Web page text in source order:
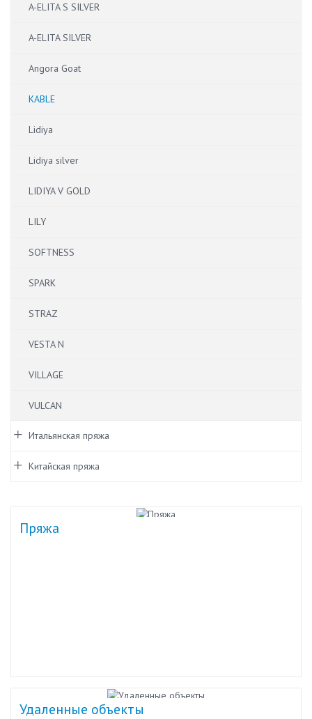
A-ELITA S SILVER
A-ELITA SILVER
Angora Goat
KABLE
Lidiya
Lidiya silver
LIDIYA V GOLD
LILY
SOFTNESS
SPARK
STRAZ
VESTA N
VILLAGE
VULCAN
Итальянская пряжа
Китайская пряжа
Пряжа
Удаленные объекты